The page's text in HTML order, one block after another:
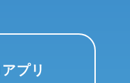
プリ